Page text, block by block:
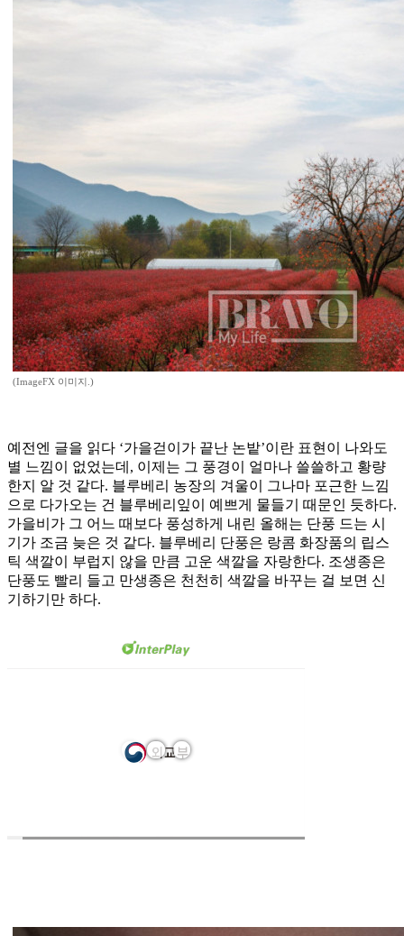
(ImageFX 이미지.)
예전엔 글을 읽다 ‘가을걷이가 끝난 논밭’이란 표현이 나와도
별 느낌이 없었는데, 이제는 그 풍경이 얼마나 쓸쓸하고 황량
한지 알 것 같다. 블루베리 농장의 겨울이 그나마 포근한 느낌
으로 다가오는 건 블루베리잎이 예쁘게 물들기 때문인 듯하다.
가을비가 그 어느 때보다 풍성하게 내린 올해는 단풍 드는 시
기가 조금 늦은 것 같다. 블루베리 단풍은 랑콤 화장품의 립스
틱 색깔이 부럽지 않을 만큼 고운 색깔을 자랑한다. 조생종은
단풍도 빨리 들고 만생종은 천천히 색깔을 바꾸는 걸 보면 신
기하기만 하다.